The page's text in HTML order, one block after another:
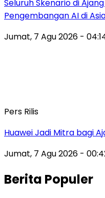
Seluruh Skenario di
Pengembangan AI di
Jumat, 7 Agu 2026 -
Pers Rilis
Huawei Jadi Mitra bagi
Jumat, 7 Agu 2026 -
Berita Populer